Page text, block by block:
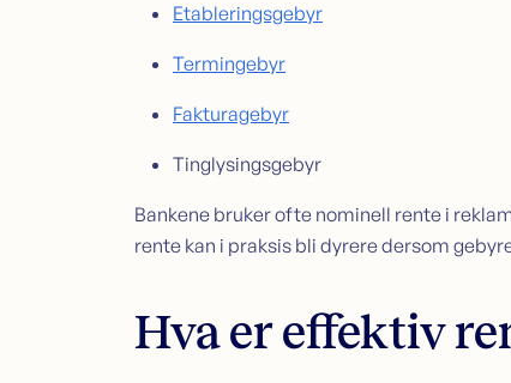
Etableringsgebyr
Termingebyr
Fakturagebyr
Tinglysingsgebyr
Bankene bruker ofte nominell rente i
rente kan i praksis bli dyrere dersom
Hva er effektiv